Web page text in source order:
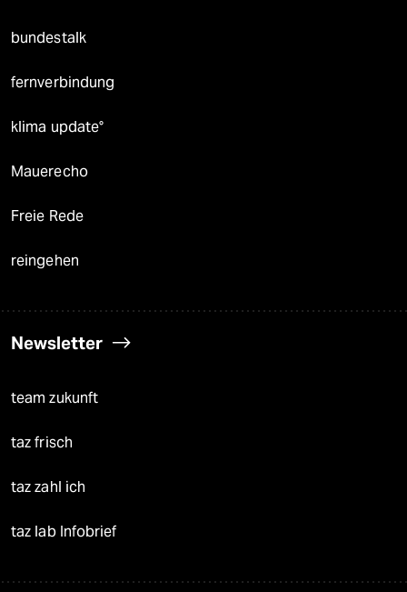
bundestalk
fernverbindung
klima update°
Mauerecho
Freie Rede
reingehen
Newsletter
team zukunft
taz frisch
taz zahl ich
taz lab Infobrief